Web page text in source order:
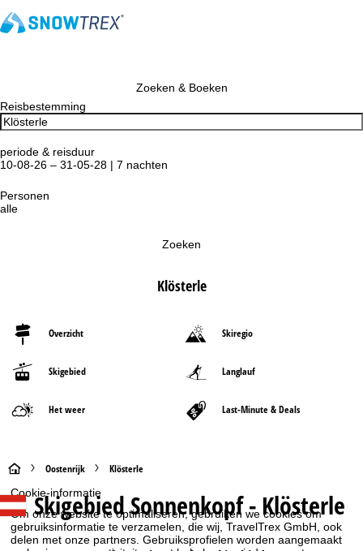
Cookie-informatie
Om onze website te optimaliseren, gebruiken we cookies om
gebruiksinformatie te verzamelen, die wij, TravelTrex GmbH, ook
delen met onze partners. Gebruiksprofielen worden aangemaakt
Zoeken & Boeken
Reisbestemming
periode & reisduur
10-08-26 – 31-05-28 | 7 nachten
Personen
alle
Zoeken
Klösterle
Overzicht Skiregio
Skigebied Langlauf
Het weer Last-Minute & Deals
S
t
a
Oostenrijk Klösterle
SkigebiedSonnenkopf - Klösterle